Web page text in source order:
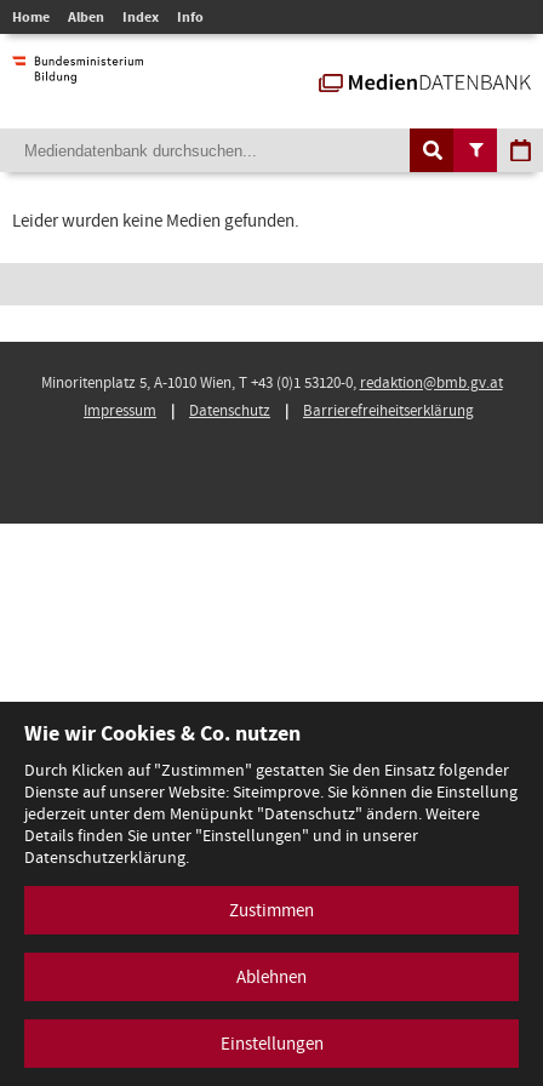
Home Alben Index Info
Leider wurden keine Medien gefunden.
Minoritenplatz 5, A-1010 Wien, T +43 (0)1 53120-0, redaktion@bmb.gv.at
Impressum
Datenschutz Barrierefreiheitserklärung
Wie wir Cookies & Co. nutzen
Durch Klicken auf "Zustimmen" gestatten Sie den Einsatz folgender
Dienste auf unserer Website: Siteimprove. Sie können die Einstellung
jederzeit unter dem Menüpunkt "Datenschutz" ändern. Weitere
Details finden Sie unter "Einstellungen" und in unserer
Datenschutzerklärung.
Zustimmen
Ablehnen
Einstellungen